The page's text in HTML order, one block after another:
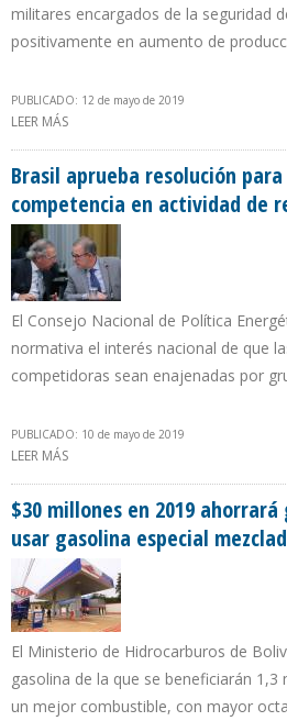
militares encargados de la seguridad
positivamente en aumento de
PUBLICADO: 12 de mayo de 2019
LEER MÁS
Brasil aprueba resolución
competencia en actividad de
El Consejo Nacional de Política
normativa el interés nacional de que
competidoras sean enajenadas por
PUBLICADO: 10 de mayo de 2019
LEER MÁS
$30 millones en 2019
usar gasolina especial
El Ministerio de Hidrocarburos de
gasolina de la que se beneficiarán
un mejor combustible, con mayor